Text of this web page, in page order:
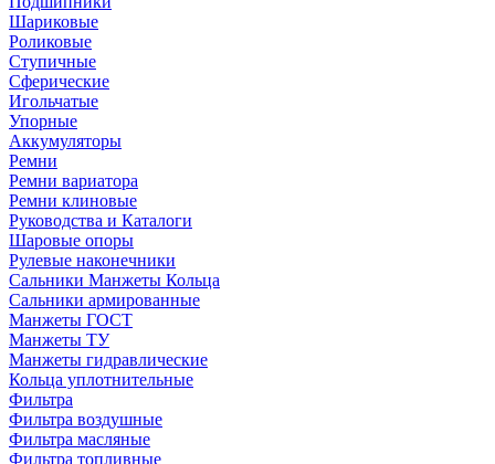
Шариковые
Роликовые
Ступичные
Сферические
Игольчатые
Упорные
Аккумуляторы
Ремни
Ремни вариатора
Ремни клиновые
Руководства и Каталоги
Шаровые опоры
Рулевые наконечники
Сальники Манжеты Кольца
Сальники армированные
Манжеты ГОСТ
Манжеты ТУ
Манжеты гидравлические
Кольца уплотнительные
Фильтра
Фильтра воздушные
Фильтра масляные
Фильтра топливные